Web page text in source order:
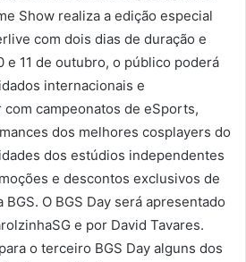
Show realiza a edição especial
com dois dias de duração e
e 11 de outubro, o público poderá
internacionais e
campeonatos de eSports,
dos melhores cosplayers do
dos estúdios independentes
e descontos exclusivos de
O BGS Day será apresentado
e por David Tavares.
o terceiro BGS Day alguns dos